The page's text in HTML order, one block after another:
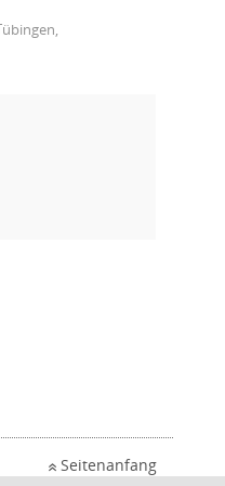
Seitenanfang